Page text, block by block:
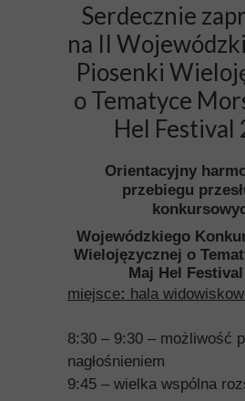
Serdecznie
na II
Piosenki
o Tematyce
Hel Festival
Orientacyjny
przebiegu
Wojewódzkiego
Wielojęzycznej o
Maj Hel Festival
miejsce: hala
8:30 – 9:30 – możliwość
nagłośnieniem
9:45 – wielka wspólna